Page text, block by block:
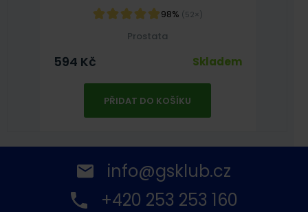
98% (52×)
Prostata
594 Kč Skladem
PŘIDAT DO KOŠÍKU
info@gsklub.cz
+420 253 253 160